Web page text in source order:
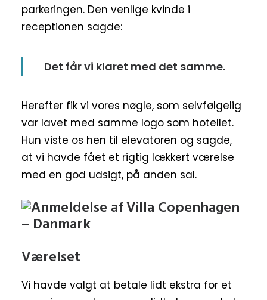
parkeringen. Den venlige kvinde i
receptionen sagde:
Det får vi klaret med det samme.
Herefter fik vi vores nøgle, som selvfølgelig
var lavet med samme logo som hotellet.
Hun viste os hen til elevatoren og sagde,
at vi havde fået et rigtig lækkert værelse
med en god udsigt, på anden sal.
Værelset
Vi havde valgt at betale lidt ekstra for et